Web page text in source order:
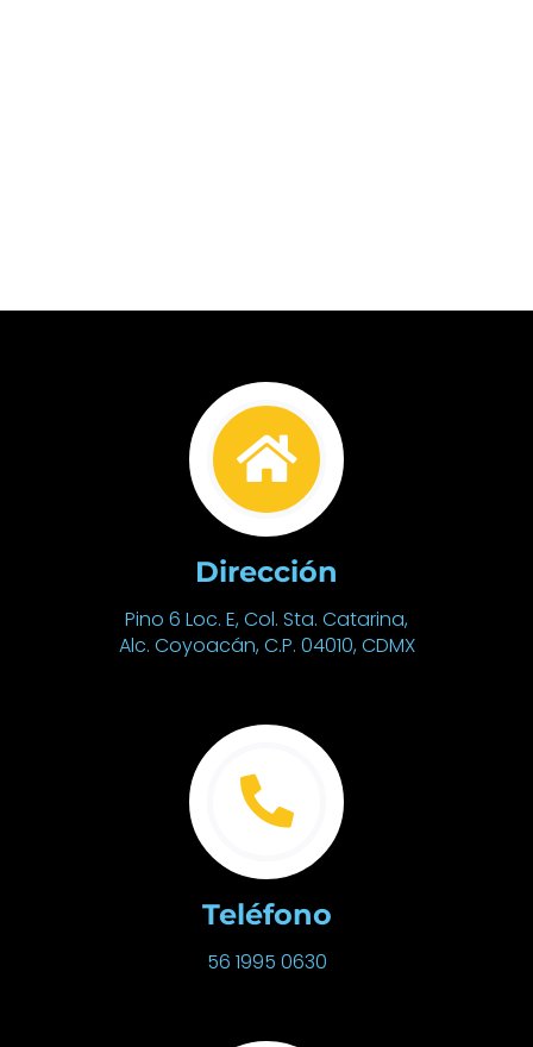
Dirección
Pino 6 Loc. E, Col. Sta. Catarina,
Alc. Coyoacán, C.P. 04010, CDMX
Teléfono
56 1995 0630